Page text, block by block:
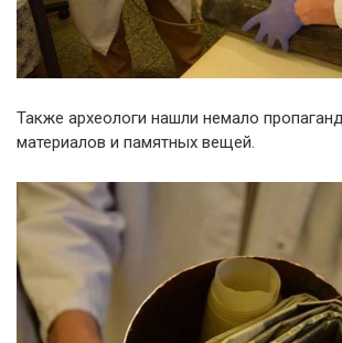
Также археологи нашли немало
материалов и памятных вещей.